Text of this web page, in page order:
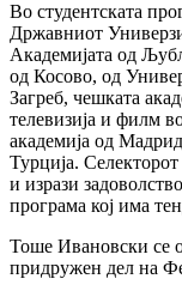
Во студентската
Државниот
Академијата од
од Косово, од
Загреб, чешката
телевизија и филм
академија од
Турција.
и изрази
програма кој има
Тоше Ивановски се
придружен дел на